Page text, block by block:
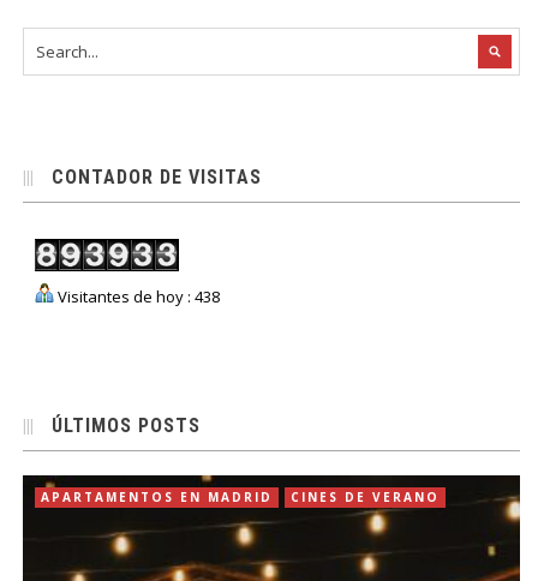
CONTADOR DE VISITAS
Visitantes de hoy : 438
ÚLTIMOS POSTS
APARTAMENTOS EN MADRID CINES DE VERANO